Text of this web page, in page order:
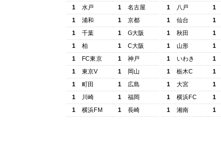
1
水戸 1
名古屋
1
浦和 1
京都
1
千葉 1
G大阪
1
柏 1
C大阪
1
FC東京 1
神戸
1
東京V 1
岡山
1
町田 1
広島
1
川崎 1
福岡
1
横浜FM 1 長崎
1
八戸
1
1
仙台
1
1
秋田
1
1
山形
1
1
いわき
1
1
栃木C
1
1
大宮
1
1
横浜FC
1
1
湘南 1